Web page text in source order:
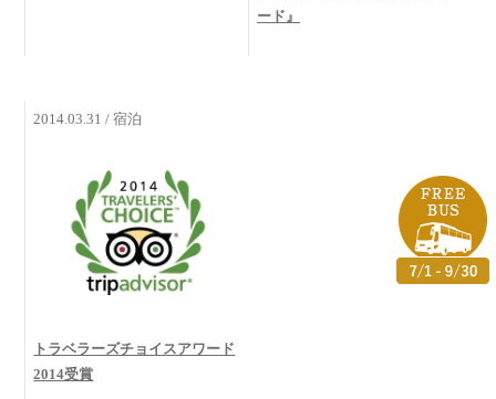
ード』
2014.03.31 / 宿泊
トラベラーズチョイスアワード
2014受賞